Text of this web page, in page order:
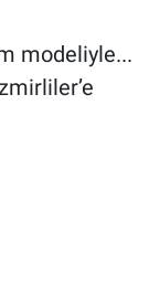
modeliyle...